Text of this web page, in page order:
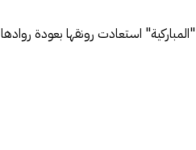
"المباركية" استعادت رونقها بعودة روادها